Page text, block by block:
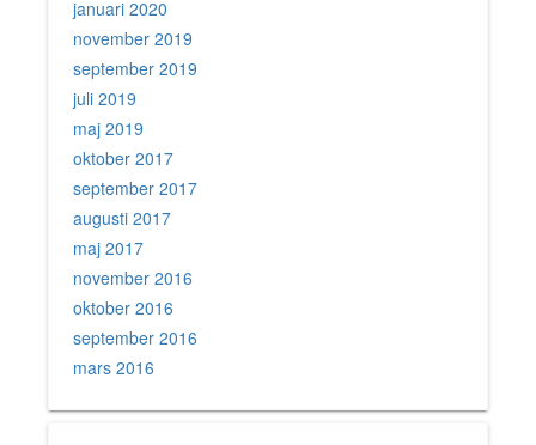
januari 2020
november 2019
september 2019
juli 2019
maj 2019
oktober 2017
september 2017
augusti 2017
maj 2017
november 2016
oktober 2016
september 2016
mars 2016